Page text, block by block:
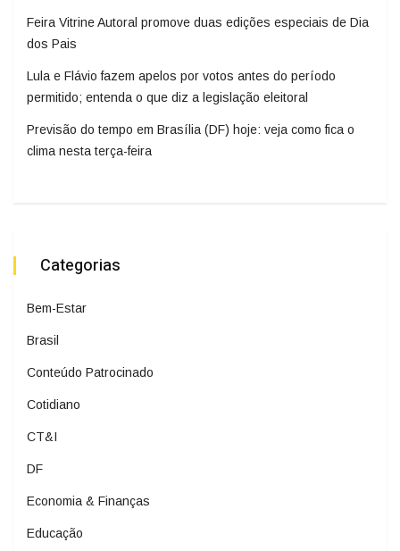
Feira Vitrine Autoral promove duas edições especiais de Dia
dos Pais
Lula e Flávio fazem apelos por votos antes do período
permitido; entenda o que diz a legislação eleitoral
Previsão do tempo em Brasília (DF) hoje: veja como fica o
clima nesta terça-feira
Categorias
Bem-Estar
Brasil
Conteúdo Patrocinado
Cotidiano
CT&I
DF
Economia & Finanças
Educação